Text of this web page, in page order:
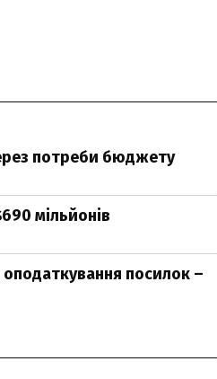
потреби бюджету
мільйонів
посилок –